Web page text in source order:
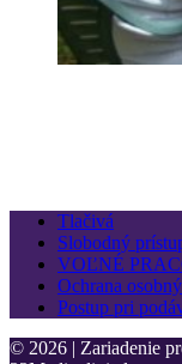
Tlačivá
Slobodný
VOĽNÉ
Ochrana
Postup pri
© 2026 | Zariadenie